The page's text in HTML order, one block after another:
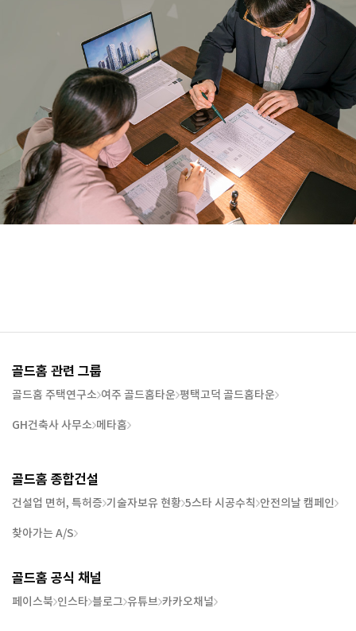
골드홈 관련 그룹
골드홈 주택연구소 여주 골드홈타운 평택고덕 골드홈타운
GH건축사 사무소 메타홈
골드홈 종합건설
건설업 면허, 특허증 기술자보유 현황 5스타 시공수칙 안전의날 캠페인
찾아가는 A/S
골드홈 공식 채널
페이스북 인스타 블로그 유튜브 카카오채널